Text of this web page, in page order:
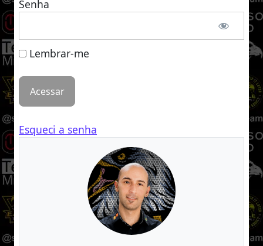
Senha
Lembrar-me
Esqueci a senha